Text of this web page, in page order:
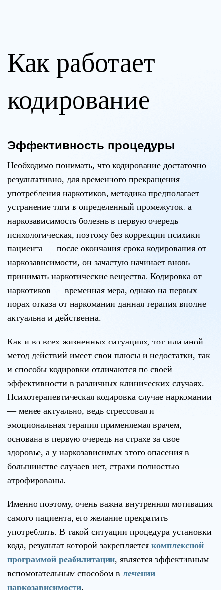
Как работает
кодирование
Эффективность процедуры
Необходимо понимать, что кодирование достаточно
результативно, для временного прекращения
употребления наркотиков, методика предполагает
устранение тяги в определенный промежуток, а
наркозависимость болезнь в первую очередь
психологическая, поэтому без коррекции психики
пациента — после окончания срока кодирования от
наркозависимости, он зачастую начинает вновь
принимать наркотические вещества. Кодировка от
наркотиков — временная мера, однако на первых
порах отказа от наркомании данная терапия вполне
актуальна и действенна.
Как и во всех жизненных ситуациях, тот или иной
метод действий имеет свои плюсы и недостатки, так
и способы кодировки отличаются по своей
эффективности в различных клинических случаях.
Психотерапевтическая кодировка случае наркомании
— менее актуально, ведь стрессовая и
эмоциональная терапия применяемая врачем,
основана в первую очередь на страхе за свое
здоровье, а у наркозависимых этого опасения в
большинстве случаев нет, страхи полностью
атрофированы.
Именно поэтому, очень важна внутренняя мотивация
самого пациента, его желание прекратить
употреблять. В такой ситуации процедура установки
кода, результат которой закрепляется комплексной
программой реабилитации, является эффективным
вспомогательным способом в лечении
наркозависимости.